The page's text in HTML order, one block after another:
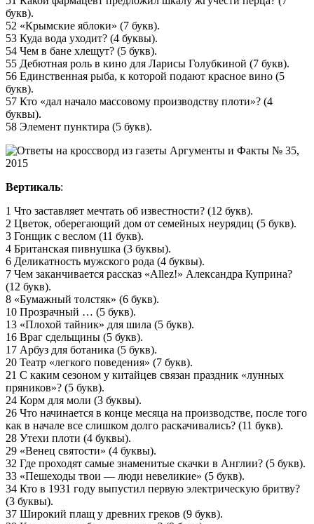
букв).
52 «Крымские яблоки» (7 букв).
53 Куда вода уходит? (4 буквы).
54 Чем в бане хлещут? (5 букв).
55 Дебютная роль в кино для Ларисы Голубкиной (7 букв).
56 Единственная рыба, к которой подают красное вино (5
букв).
57 Кто «дал начало массовому производству плоти»? (4
буквы).
58 Элемент пунктира (5 букв).
Вертикаль:
1 Что заставляет мечтать об известности? (12 букв).
2 Цветок, оберегающий дом от семейных неурядиц (5 букв).
3 Гонщик с веслом (11 букв).
4 Британская пивнушка (3 буквы).
6 Деликатность мужского рода (4 буквы).
7 Чем заканчивается рассказ «Allez!» Александра Куприна?
(12 букв).
8 «Бумажный толстяк» (6 букв).
10 Прозрачный … (5 букв).
13 «Плохой тайник» для шила (5 букв).
16 Враг сдельщины (5 букв).
17 Арбуз для ботаника (5 букв).
20 Театр «легкого поведения» (7 букв).
21 С каким сезоном у китайцев связан праздник «лунных
пряников»? (5 букв).
24 Корм для моли (3 буквы).
26 Что начинается в конце месяца на производстве, после того
как в начале все слишком долго раскачивались? (11 букв).
28 Утехи плоти (4 буквы).
29 «Венец святости» (4 буквы).
32 Где проходят самые знаменитые скачки в Англии? (5 букв).
33 «Пешеходы твои — люди невеликие» (5 букв).
34 Кто в 1931 году выпустил первую электрическую бритву?
(3 буквы).
37 Широкий плащ у древних греков (9 букв).